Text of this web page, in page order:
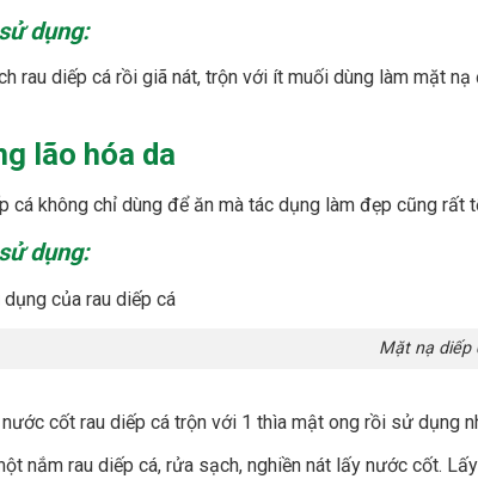
dụng:
rau diếp cá rồi giã nát, trộn với ít muối dùng làm mặt
lão hóa da
cá không chỉ dùng để ăn mà tác dụng làm đẹp cũng
dụng:
Mặt nạ diếp cá mật
cốt rau diếp cá trộn với 1 thìa mật ong rồi sử dụng
nắm rau diếp cá, rửa sạch, nghiền nát lấy nước cốt.